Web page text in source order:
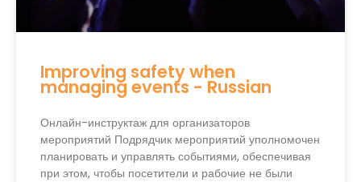
Improving safety when
managing events - Russian
Онлайн-инструктаж для организаторов
мероприятий Подрядчик мероприятий уполномочен
планировать и управлять событиями, обеспечивая
при этом, чтобы посетители и рабочие не были